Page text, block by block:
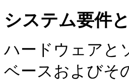
システム要件
ハードウェアと
ベースおよびそ